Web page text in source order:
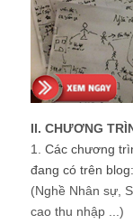
II. CHƯƠNG
1. Các chương
đang có trên
(Nghề Nhân sự,
cao thu nhập ...)